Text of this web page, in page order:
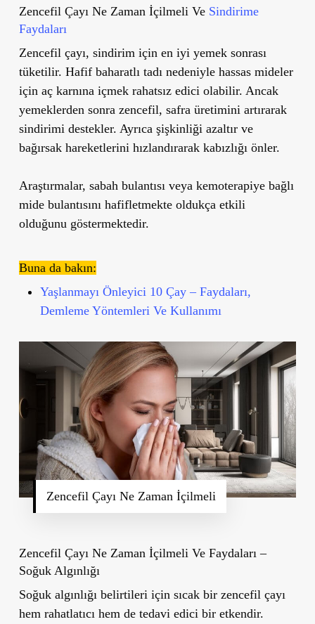
Zencefil Çayı Ne Zaman İçilmeli Ve Sindirime
Faydaları
Zencefil çayı, sindirim için en iyi yemek sonrası
tüketilir. Hafif baharatlı tadı nedeniyle hassas mideler
için aç karnına içmek rahatsız edici olabilir. Ancak
yemeklerden sonra zencefil, safra üretimini artırarak
sindirimi destekler. Ayrıca şişkinliği azaltır ve
bağırsak hareketlerini hızlandırarak kabızlığı önler.
Araştırmalar, sabah bulantısı veya kemoterapiye bağlı
mide bulantısını hafifletmekte oldukça etkili
olduğunu göstermektedir.
Buna da bakın:
Yaşlanmayı Önleyici 10 Çay – Faydaları,
Demleme Yöntemleri Ve Kullanımı
Zencefil Çayı Ne Zaman İçilmeli
Zencefil Çayı Ne Zaman İçilmeli Ve Faydaları –
Soğuk Algınlığı
Soğuk algınlığı belirtileri için sıcak bir zencefil çayı
hem rahatlatıcı hem de tedavi edici bir etkendir.